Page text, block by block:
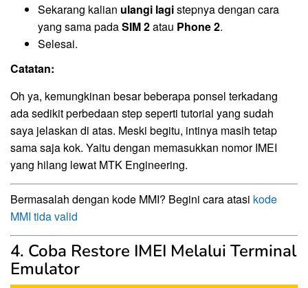
Sekarang kalian ulangi lagistepnya dengan cara
yang sama padaSIM 2atau Phone 2.
Selesai.
Catatan:
Oh ya, kemungkinan besar beberapa ponsel terkadang
ada sedikit perbedaan step seperti tutorial yang sudah
saya jelaskan di atas. Meski begitu, intinya masih tetap
sama saja kok. Yaitu dengan memasukkan nomor IMEI
yang hilang lewat MTK Engineering.
Bermasalah dengan kode MMI? Begini cara atasi kode
MMI tida valid
4. Coba Restore IMEI Melalui Terminal
Emulator